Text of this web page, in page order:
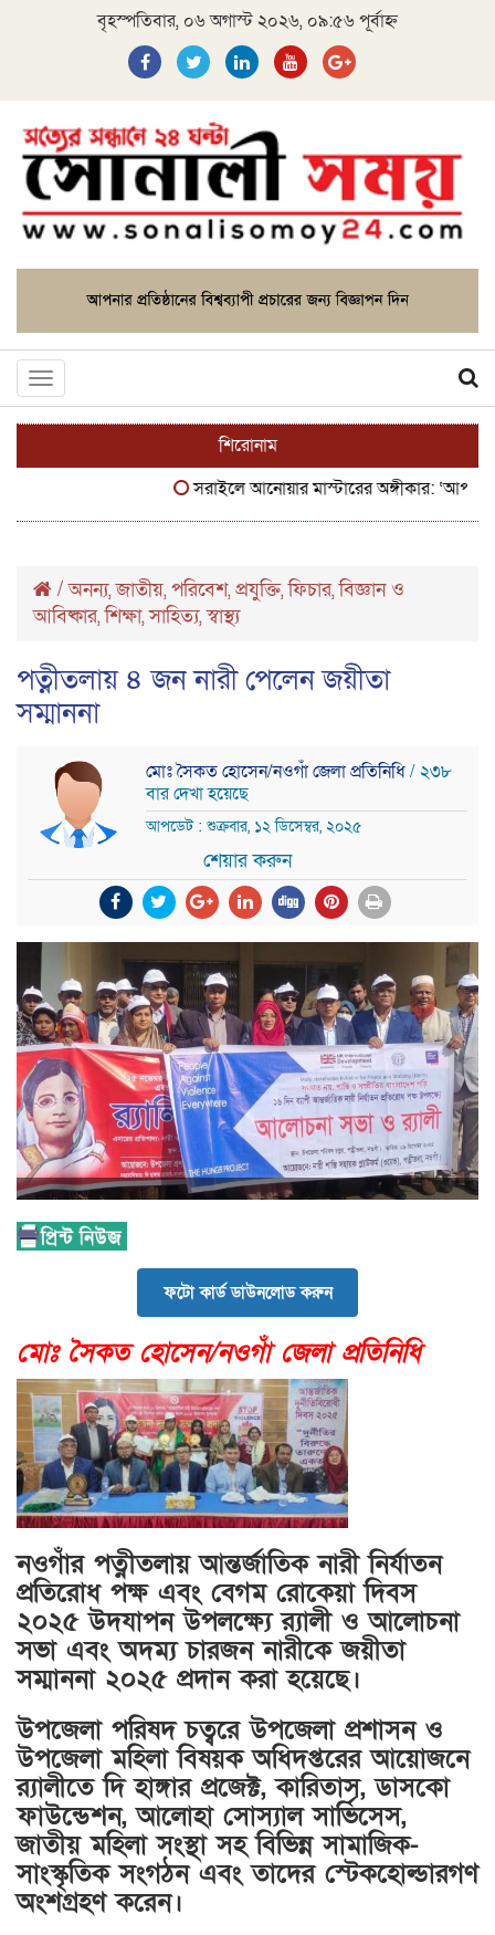
বৃহস্পতিবার, ০৬ অগাস্ট ২০২৬, ০৯:৫৬ পূর্বাহ্ন
Toggle
navigation
শিরোনাম
সরাইলে আনোয়ার মাস্টারের অঙ্গীকার: ‘আপনাদের
/অনন্য,জাতীয়,পরিবেশ,প্রযুক্তি,ফিচার,বিজ্ঞান ও
আবিষ্কার,শিক্ষা,সাহিত্য,স্বাস্থ্য
পত্নীতলায় ৪ জন নারী পেলেন জয়ীতা
সম্মাননা
মোঃ সৈকত হোসেন/নওগাঁ জেলা প্রতিনিধি/ ২৩৮
বার দেখা হয়েছে
আপডেট : শুক্রবার, ১২ ডিসেম্বর, ২০২৫
শেয়ার করুন
ফটো কার্ড ডাউনলোড করুন
মোঃ সৈকত হোসেন/নওগাঁ জেলা প্রতিনিধি
নওগাঁর পত্নীতলায় আন্তর্জাতিক নারী নির্যাতন
প্রতিরোধ পক্ষ এবং বেগম রোকেয়া দিবস
২০২৫ উদযাপন উপলক্ষ্যে র‌্যালী ও আলোচনা
সভা এবং অদম্য চারজন নারীকে জয়ীতা
সম্মাননা ২০২৫ প্রদান করা হয়েছে।
উপজেলা পরিষদ চত্বরে উপজেলা প্রশাসন ও
উপজেলা মহিলা বিষয়ক অধিদপ্তরের আয়োজনে
র‌্যালীতে দি হাঙ্গার প্রজেক্ট, কারিতাস, ডাসকো
ফাউন্ডেশন, আলোহা সোস্যাল সার্ভিসেস,
জাতীয় মহিলা সংস্থা সহ বিভিন্ন সামাজিক-
সাংস্কৃতিক সংগঠন এবং তাদের স্টেকহোল্ডারগণ
অংশগ্রহণ করেন।